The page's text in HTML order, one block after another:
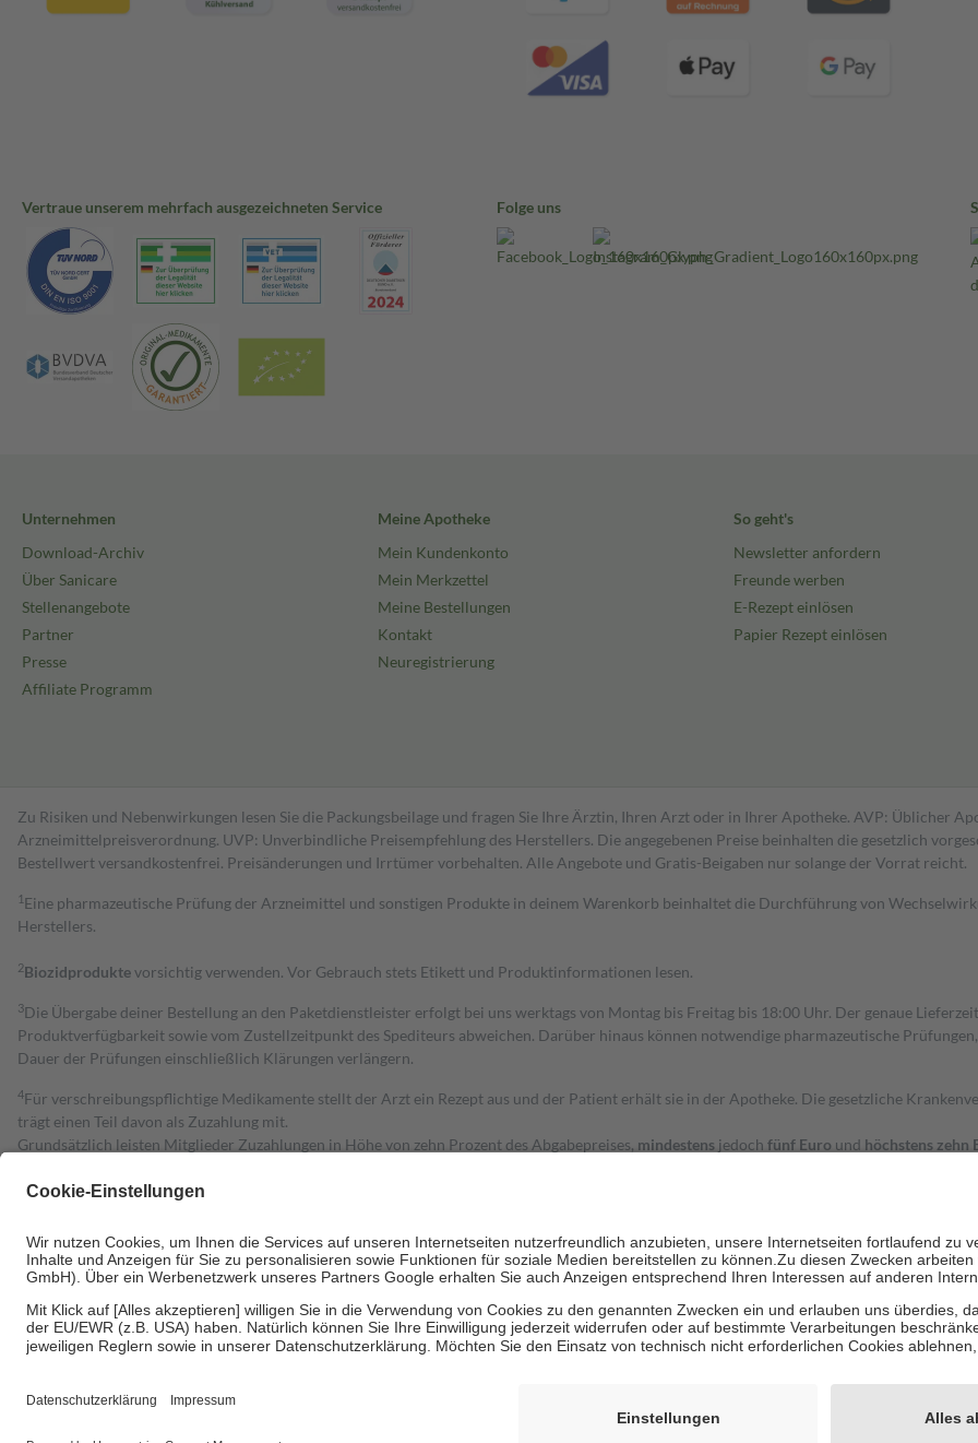
Vertraue unserem mehrfach ausgezeichneten Service Folge uns
Unternehmen
Download-Archiv
Über Sanicare
Stellenangebote
Partner
Presse
Affiliate Programm
Meine Apotheke
Mein Kundenkonto
Mein Merkzettel
Meine Bestellungen
Kontakt
Neuregistrierung
So geht's
Newsletter anfordern
Freunde werben
E-Rezept einlösen
Papier Rezept einlösen
Zu Risiken und Nebenwirkungen lesen Sie die Packungsbeilage und fragen Sie Ihre Ärztin, Ihren Arzt oder in Ihrer Apotheke. AVP: Üblicher
Arzneimittelpreisverordnung. UVP: Unverbindliche Preisempfehlung des Herstellers. Die angegebenen Preise beinhalten die gesetzlich
Bestell­wert versand­kosten­frei. Preisänderungen und Irrtümer vorbehalten. Alle Angebote und Gratis-Beigaben nur solange der Vorrat reicht.
1 Eine pharmazeutische Prüfung der Arzneimittel und sonstigen Produkte in deinem Warenkorb beinhaltet die Durchführung von
Herstellers.
2Biozidproduktevorsichtig verwenden. Vor Gebrauch stets Etikett und Produktinformationen lesen.
3Die Übergabe deiner Bestellung an den Paketdienstleister erfolgt bei uns werktags von Montag bis Freitag bis 18:00 Uhr. Der genaue
Produktverfügbarkeit sowie vom Zustellzeitpunkt des Spediteurs abweichen. Darüber hinaus können notwendige pharmazeutische
Dauer der Prüfungen einschließlich Klärungen verlängern.
4Für verschreibungspflichtige Medikamente stellt der Arzt ein Rezept aus und der Patient erhält sie in der Apotheke. Die gesetzliche
trägt einen Teil davon als Zuzahlung mit.
Grundsätzlich leisten Mitglieder Zuzahlungen in Höhe von zehn Prozent des Abgabepreises, mindestens jedoch fünf Euro und höchstens zehn
Diese Regeln gelten grundsätzlich auch für Online-Apotheken.
Um das Engagement der Versicherten für ihre eigene Gesundheit zu stärken und die besondere Stellung der Familie zu unterstützen, fallen
• Kindern und Jugendlichen bis zum vollendeten 18. Lebensjahr mit Ausnahme der Fahrkosten
• Untersuchungen zur Vorsorge und Früherkennung, die von der GKV getragen werden
• empfohlenen Schutzimpfungen
• Harn- und Blutteststreifen
Informationen findest du hier: https://help.etrusted.com/hc/de/articles/4419944605341